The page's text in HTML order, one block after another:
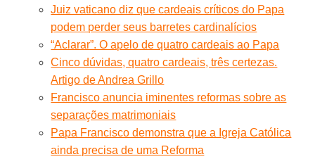
Juiz vaticano diz que cardeais críticos do Papa
podem perder seus barretes cardinalícios
“Aclarar”. O apelo de quatro cardeais ao Papa
Cinco dúvidas, quatro cardeais, três certezas.
Artigo de Andrea Grillo
Francisco anuncia iminentes reformas sobre as
separações matrimoniais
Papa Francisco demonstra que a Igreja Católica
ainda precisa de uma Reforma